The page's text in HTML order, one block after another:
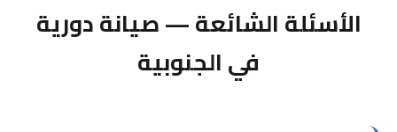
الأسئلة الشائعة — صيانة دورية
في الجنوبية